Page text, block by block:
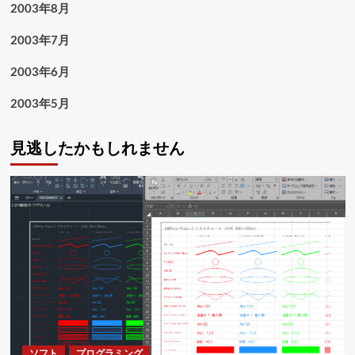
2003年8月
2003年7月
2003年6月
2003年5月
見逃したかもしれません